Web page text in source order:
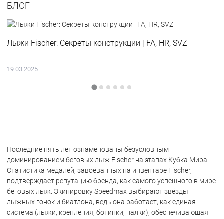
БЛОГ
Лыжи Fischer: Секреты конструкции | FA, HR, SVZ
19.03.2025
Последние пять лет ознаменованы безусловным
доминированием беговых лыж Fischer на этапах Кубка Мира.
Статистика медалей, завоёванных на инвентаре Fischer,
подтверждает репутацию бренда, как самого успешного в мире
беговых лыж. Экипировку Speedmax выбирают звёзды
лыжных гонок и биатлона, ведь она работает, как единая
система (лыжи, крепления, ботинки, палки), обеспечивающая